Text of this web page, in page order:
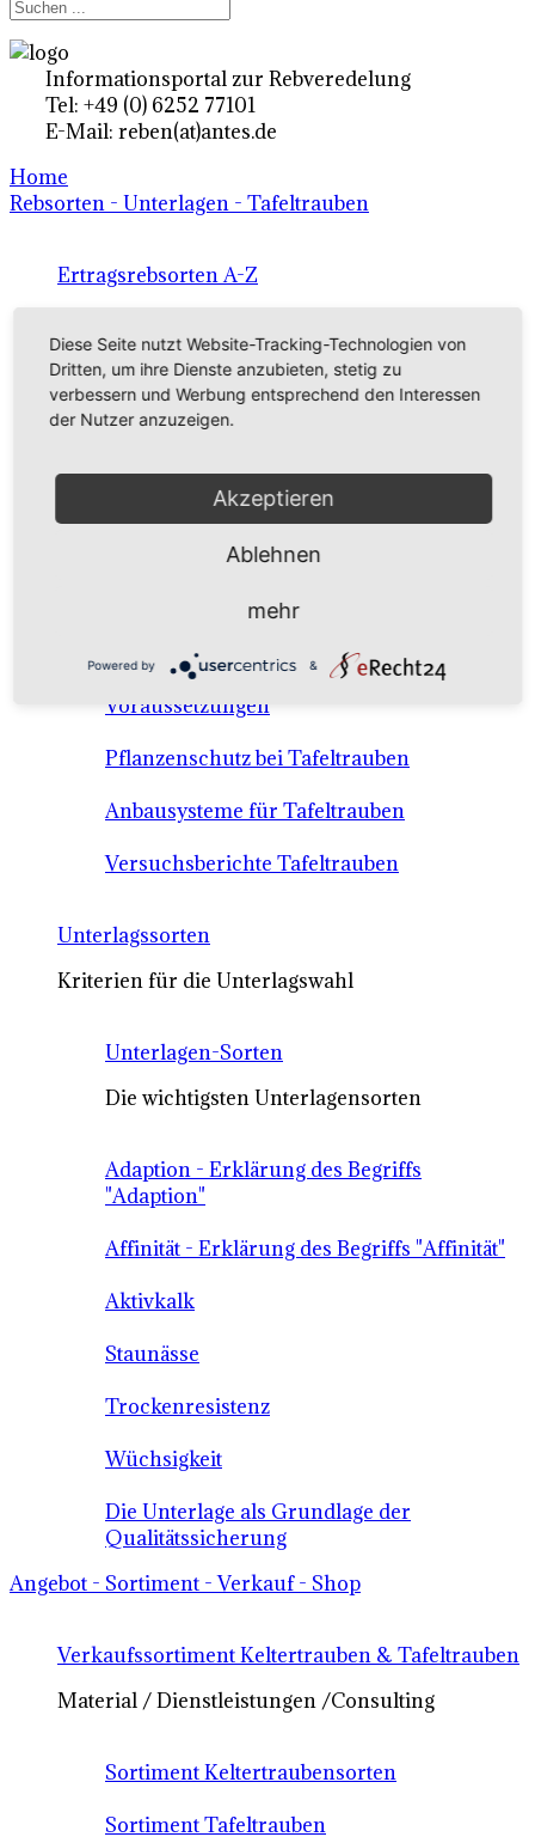
Informationsportal zur Rebveredelung
Tel: +49 (0) 6252 77101
E-Mail: reben(at)antes.de
Home
Rebsorten - Unterlagen - Tafeltrauben
Ertragsrebsorten A-Z
Rebsorten international
Tafeltraubensorten
Anbausysteme & Recht
Tafeltrauben A-Z Sortenbeschreibungen
Tafeltraubenanbau - rechtliche
Voraussetzungen
Pflanzenschutz bei Tafeltrauben
Anbausysteme für Tafeltrauben
Versuchsberichte Tafeltrauben
Unterlagssorten
Kriterien für die Unterlagswahl
Unterlagen-Sorten
Die wichtigsten Unterlagensorten
Adaption - Erklärung des Begriffs
"Adaption"
Affinität - Erklärung des Begriffs "Affinität"
Aktivkalk
Staunässe
Trockenresistenz
Wüchsigkeit
Die Unterlage als Grundlage der
Qualitätssicherung
Angebot - Sortiment - Verkauf - Shop
Verkaufssortiment Keltertrauben & Tafeltrauben
Material / Dienstleistungen /Consulting
Sortiment Keltertraubensorten
Sortiment Tafeltrauben
Diese Seite nutzt Website-Tracking-Technologien von
Dritten, um ihre Dienste anzubieten, stetig zu
verbessern und Werbung entsprechend den Interessen
der Nutzer anzuzeigen.
Akzeptieren
Ablehnen
mehr
Powered by &